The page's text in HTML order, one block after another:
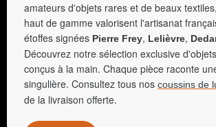
amateurs d'objets rares et de beaux
haut de gamme valorisent l'artisanat
étoffes signées Pierre Frey, Lelièvre,
Découvrez notre sélection exclusive
conçus à la main. Chaque pièce raconte
singulière. Consultez tous nos coussins de
de la livraison offerte.